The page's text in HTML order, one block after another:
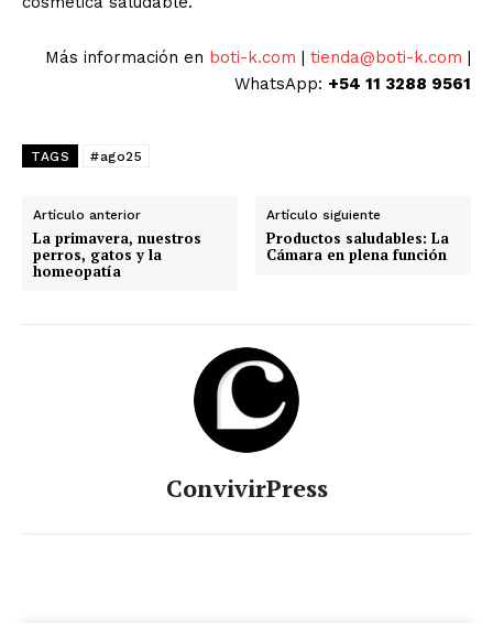
Más información en boti-k.com | tienda@boti-k.com |
WhatsApp: +54 11 3288 9561
TAGS #ago25
Artículo anterior
La primavera, nuestros
perros, gatos y la
homeopatía
Artículo siguiente
Productos saludables: La
Cámara en plena función
ConvivirPress